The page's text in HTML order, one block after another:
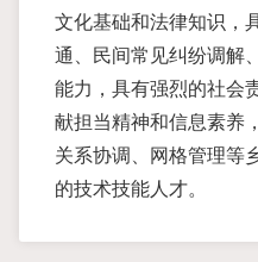
文化基础和法律知识，
通、民间常见纠纷调解
能力，具有强烈的社会
献担当精神和信息素养
关系协调、网格管理等
的技术技能人才。